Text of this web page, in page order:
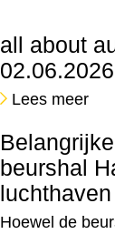
all about
Lees meer
beurshal
luchthaven
Hoewel de